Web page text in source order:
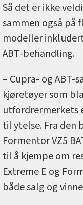
Så det er ikke
sammen også på
modeller
ABT-behandling.
– Cupra- og ABT-
kjøretøyer som
utfordrermerkets
til ytelse. Fra den
Formentor VZ5
til å kjempe om
Extreme E og
både salg og